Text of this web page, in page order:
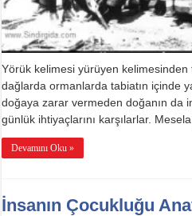
Yörük kelimesi yürüyen kelimesinden
dağlarda ormanlarda tabiatın içinde
doğaya zarar vermeden doğanın da
günlük ihtiyaçlarını karşılarlar. Mesela
Devamını Oku »
İnsanın Çocukluğu